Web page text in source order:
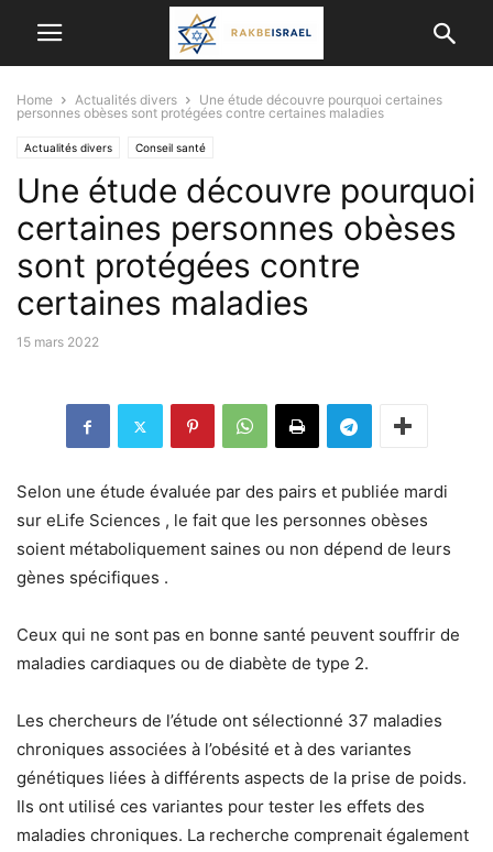
Home Actualités divers
Une étude découvre pourquoi certaines
personnes obèses sont protégées contre certaines maladies
Actualités divers Conseil santé
Une étude découvre pourquoi
certaines personnes obèses
sont protégées contre
certaines maladies
15 mars 2022
Selon une étude évaluée par des pairs et publiée mardi
sur eLife Sciences , le fait que les personnes obèses
soient métaboliquement saines ou non dépend de leurs
gènes spécifiques .
Ceux qui ne sont pas en bonne santé peuvent souffrir de
maladies cardiaques ou de diabète de type 2.
Les chercheurs de l’étude ont sélectionné 37 maladies
chroniques associées à l’obésité et à des variantes
génétiques liées à différents aspects de la prise de poids.
Ils ont utilisé ces variantes pour tester les effets des
maladies chroniques. La recherche comprenait également